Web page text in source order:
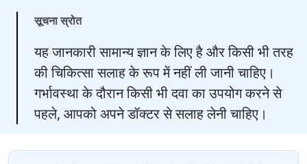
सूचना स्रोत
यह जानकारी सामान्य ज्ञान के लिए है और किसी भी तरह
की चिकित्सा सलाह के रूप में नहीं ली जानी चाहिए।
गर्भावस्था के दौरान किसी भी दवा का उपयोग करने से
पहले, आपको अपने डॉक्टर से सलाह लेनी चाहिए।